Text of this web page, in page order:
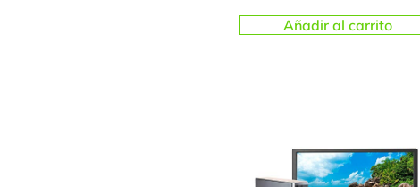
Añadir al carrito